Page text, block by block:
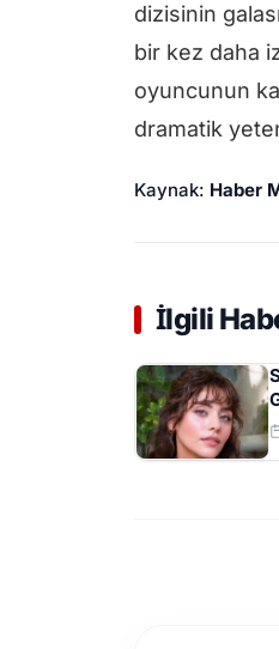
dizisinin
bir kez daha
oyuncunun
dramatik
Kaynak: Haber
İlgili